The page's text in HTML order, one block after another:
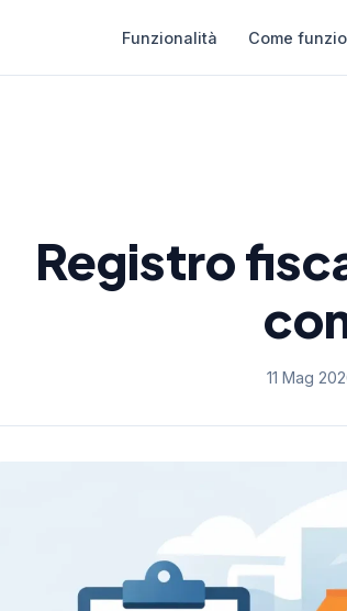
Funzionalità Come
Registro
11 Mag